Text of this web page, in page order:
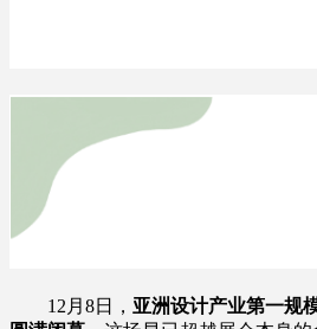
12月8日， 亚洲设计产业第一规